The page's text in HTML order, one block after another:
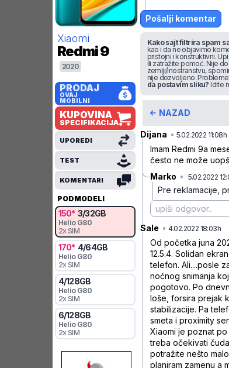
Xiaomi
Redmi 9
2020
PRODAJ
OVAJ
MOBILNI
KUPOVINA
SPECIFIKACIJA
TEST
KOMENTARI
UPOREDI
PODMODELI
150* 3/32GB
Helio G80
2x SIM
170* 4/64GB
Helio G80
2x SIM
4/128GB
Helio G80
2x SIM
6/128GB
Helio G80
2x SIM
Pošalji komentar
Kako sajt filtrira spam
kao i da ne objavimo
pristojni i konstruktivni.
ili zatražite pomoć. Nije
zemlji/inostranstvu,
nije dozvoljeno.
da postavim sliku? Idite
NAZAD
Dijana • 5.02.2022 11:08h
Imam Redmi 9a
često ne može
Marko • 5.02.2022
Pre reklamacije,
Sale • 4.02.2022 18:03h
Od početka juna
12.5.4. Solidan
telefon. Ali....posle
noćnog snimanja
pogotovo. Po
loše, forsira prejak
stabilizacije. Pa
smeta i proximity
Xiaomi je poznat
treba očekivati
potražite nešto
planiram zamenu a